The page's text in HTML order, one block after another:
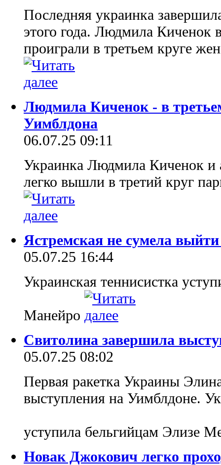
Последняя украинка
этого года. Людмила Киченок
проиграли в третьем круге
Людмила Киченок - в
Уимблдона
06.07.25 09:11
Украинка Людмила Киченок и
легко вышли в третий круг
Ястремская не сумела
05.07.25 16:44
Украинская теннисистка
Манейро
Свитолина завершила
05.07.25 08:02
Первая ракетка Украины
выступления на Уимблдоне.
уступила бельгийцам Элизе
Новак Джокович легко